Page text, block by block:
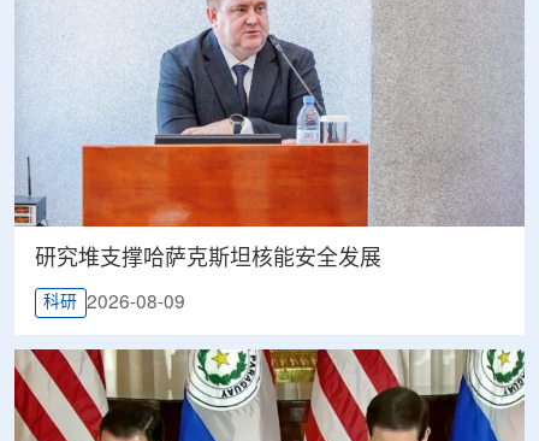
研究堆支撑哈萨克斯坦核能安全发展
科研 2026-08-09